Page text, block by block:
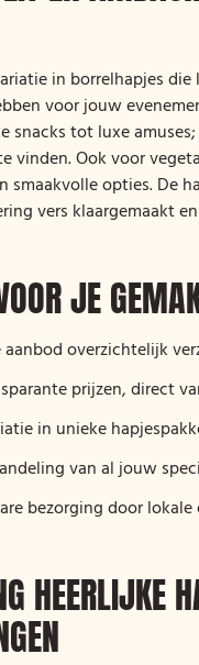
in borrelhapjes die
voor jouw
snacks tot luxe
vinden. Ook voor
smaakvolle opties. De
vers klaargemaakt
JE
aanbod overzichtelijk
prijzen, direct
in unieke
van al jouw
bezorging door lokale
HEERLIJKE